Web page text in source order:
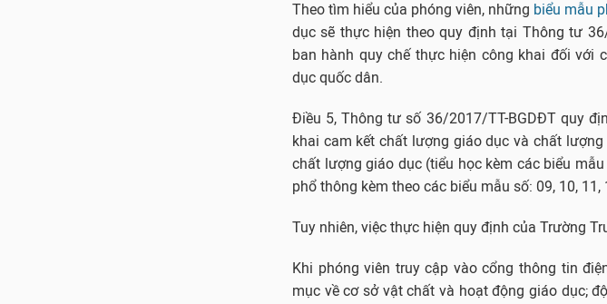
Theo tìm hiểu của phóng viên, những biểu mẫu
dục sẽ thực hiện theo quy định tại Thông tư
ban hành quy chế thực hiện công khai đối với
dục quốc dân.
Điều 5, Thông tư số 36/2017/TT-BGDĐT quy
khai cam kết chất lượng giáo dục và chất
chất lượng giáo dục (tiểu học kèm các biểu
phổ thông kèm theo các biểu mẫu số: 09, 10, 11,
Tuy nhiên, việc thực hiện quy định của Trường
Khi phóng viên truy cập vào cổng thông tin
mục về cơ sở vật chất và hoạt động giáo dục;